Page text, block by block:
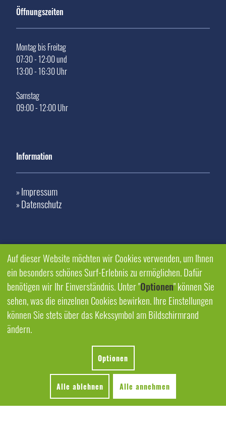
Öffnungszeiten
Montag bis Freitag
07:30 - 12:00 und
13:00 - 16:30 Uhr
Samstag
09:00 - 12:00 Uhr
Information
» Impressum
» Datenschutz
Auf dieser Website möchten wir Cookies verwenden, um Ihnen
ein besonders schönes Surf-Erlebnis zu ermöglichen. Dafür
benötigen wir Ihr Einverständnis. Unter "Optionen" können Sie
sehen, was die einzelnen Cookies bewirken. Ihre Einstellungen
können Sie stets über das Kekssymbol am Bildschirmrand
ändern.
Optionen
Alle ablehnen Alle annehmen